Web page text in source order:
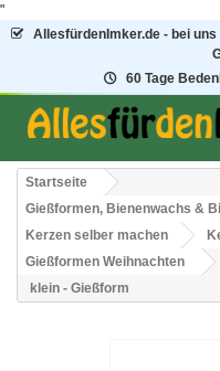
"
AllesfürdenImker.de - bei
60 Tage
Startseite
Gießformen, Bienenwachs &
Kerzen selber machen
Gießformen Weihnachten
klein - Gießform